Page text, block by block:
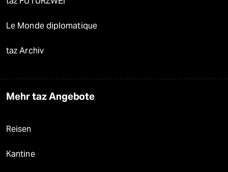
Le Monde diplomatique
taz Archiv
Mehr taz Angebote
Reisen
Kantine